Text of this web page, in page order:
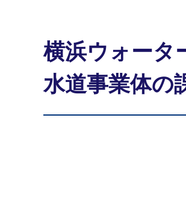
横浜ウォータ
水道事業体の